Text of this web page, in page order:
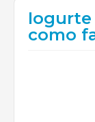
Iogurte
como